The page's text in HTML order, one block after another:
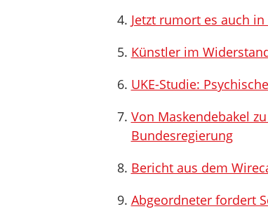
Jetzt rumort es auch
Künstler im
UKE-Studie:
Von Maskendebakel
Bundesregierung
Bericht aus dem
Abgeordneter fordert